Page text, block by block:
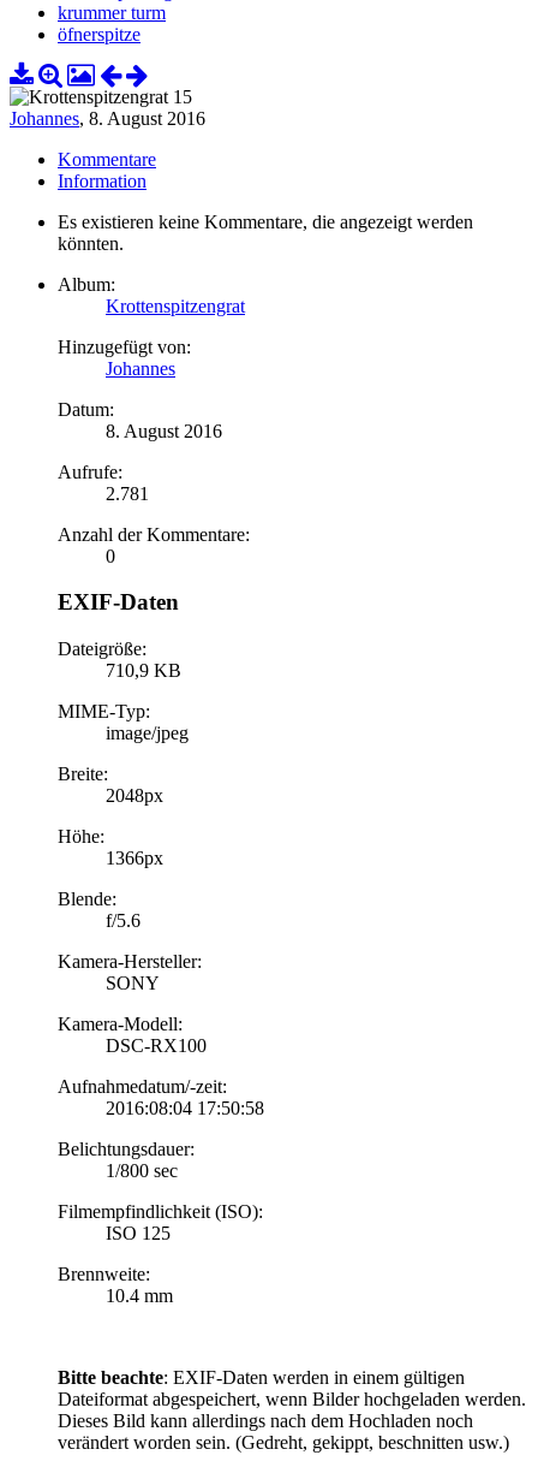
krummer turm
öfnerspitze
Johannes, 8. August 2016
Kommentare
Information
Es existieren keine Kommentare, die angezeigt werden
könnten.
Album:
Krottenspitzengrat
Hinzugefügt von:
Johannes
Datum:
8. August 2016
Aufrufe:
2.781
Anzahl der Kommentare:
0
EXIF-Daten
Dateigröße:
710,9 KB
MIME-Typ:
image/jpeg
Breite:
2048px
Höhe:
1366px
Blende:
f/5.6
Kamera-Hersteller:
SONY
Kamera-Modell:
DSC-RX100
Aufnahmedatum/-zeit:
2016:08:04 17:50:58
Belichtungsdauer:
1/800 sec
Filmempfindlichkeit (ISO):
ISO 125
Brennweite:
10.4 mm
Bitte beachte: EXIF-Daten werden in einem gültigen
Dateiformat abgespeichert, wenn Bilder hochgeladen werden.
Dieses Bild kann allerdings nach dem Hochladen noch
verändert worden sein. (Gedreht, gekippt, beschnitten usw.)